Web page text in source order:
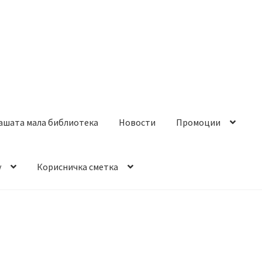
мала библиотека Новости Промоции
Корисничка сметка